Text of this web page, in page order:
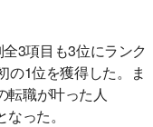
3項目も3位にランク
の1位を獲得した。ま
転職が叶った人
った。